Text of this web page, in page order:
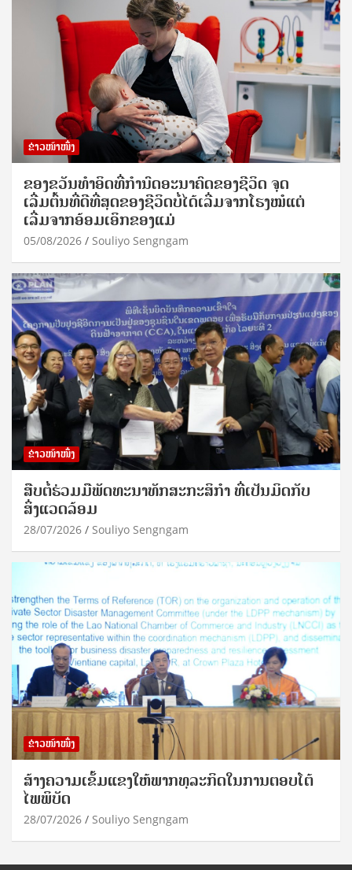
ຂ່າວໜ້າໜຶ່ງ
ຂອງຂວັນທໍາອິດທີ່ກໍານົດອະນາຄົດຂອງຊີວິດ ຈຸດ
ເລີ່ມຕົ້ນທີ່ດີທີ່ສຸດຂອງຊີວິດບໍ່ໄດ້ເລີ່ມຈາກໂຮງໝໍແຕ່
ເລີ່ມຈາກອ້ອມເອິກຂອງແມ່
05/08/2026 Souliyo Sengngam
ຂ່າວໜ້າໜຶ່ງ
ສືບຕໍ່ຮ່ວມມືພັດທະນາທັກສະກະສິກຳ ທີ່ເປັນມິດກັບ
ສິ່ງແວດລ້ອມ
28/07/2026 Souliyo Sengngam
ຂ່າວໜ້າໜຶ່ງ
ສ້າງຄວາມເຂັ້ມແຂງໃຫ້ພາກທຸລະກິດໃນການຕອບໂຕ້
ໄພພິບັດ
28/07/2026 Souliyo Sengngam